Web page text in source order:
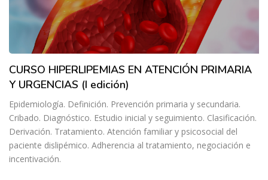
CURSO HIPERLIPEMIAS EN ATENCIÓN PRIMARIA
Y URGENCIAS (I edición)
Epidemiología. Definición. Prevención primaria y secundaria.
Cribado. Diagnóstico. Estudio inicial y seguimiento. Clasificación.
Derivación. Tratamiento. Atención familiar y psicosocial del
paciente dislipémico. Adherencia al tratamiento, negociación e
incentivación.